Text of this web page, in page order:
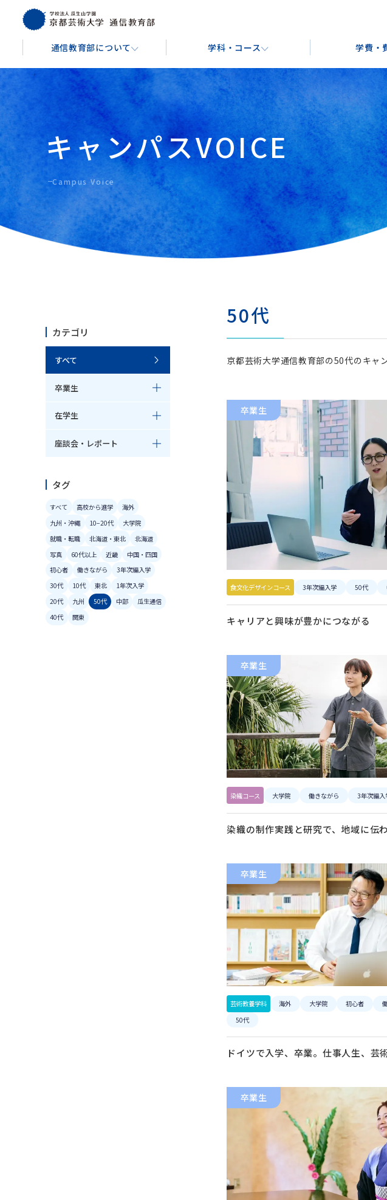
通信教育部について
通信教育部について
About
通信教育部の学び方 学習サポート
キャンパスガイド アクセス案内
バーチャル背景ダウンロード
学科・コース
学科・コース
Course
芸術教養学科
芸術教養コース
博物館学実践コース
文化コンテンツ創造学科
音楽コース
イラストレーションコース
映像コース
歴史遺産コース
和の伝統文化コース
日本画コース
共通科目
共通科目
学費・
学費・費用
Tuition & Fees
入学金・授業料 奨学金制度・ローン
入学を検討している方へ
For Prospective Students
出願手続きについて 入学形態と出願資格
キャンパスVOICE
Campus Voice
50代
京都芸術大学通信教育部の50代のキャ
卒業生
食文化デザインコース 3年次編入学 50代
キャリアと興味が豊かにつながる
卒業生
染織コース 大学院 働きながら 3年次編入
染織の制作実践と研究で、地域に伝
卒業生
芸術教養学科 海外 大学院 初心者
50代
ドイツで入学、卒業。仕事人生、芸
卒業生
カテゴリ
すべて
卒業生
在学生
座談会・レポート
タグ
すべて 高校から進学
海外
九州・沖縄
10−20代
大学院
就職・転職
北海道・東北
北海道
写真
60代以上 近畿
中国・四国
初心者
働きながら
3年次編入学
30代
10代 東北
1年次入学
20代
九州 50代 中部
瓜生通信
40代
関東